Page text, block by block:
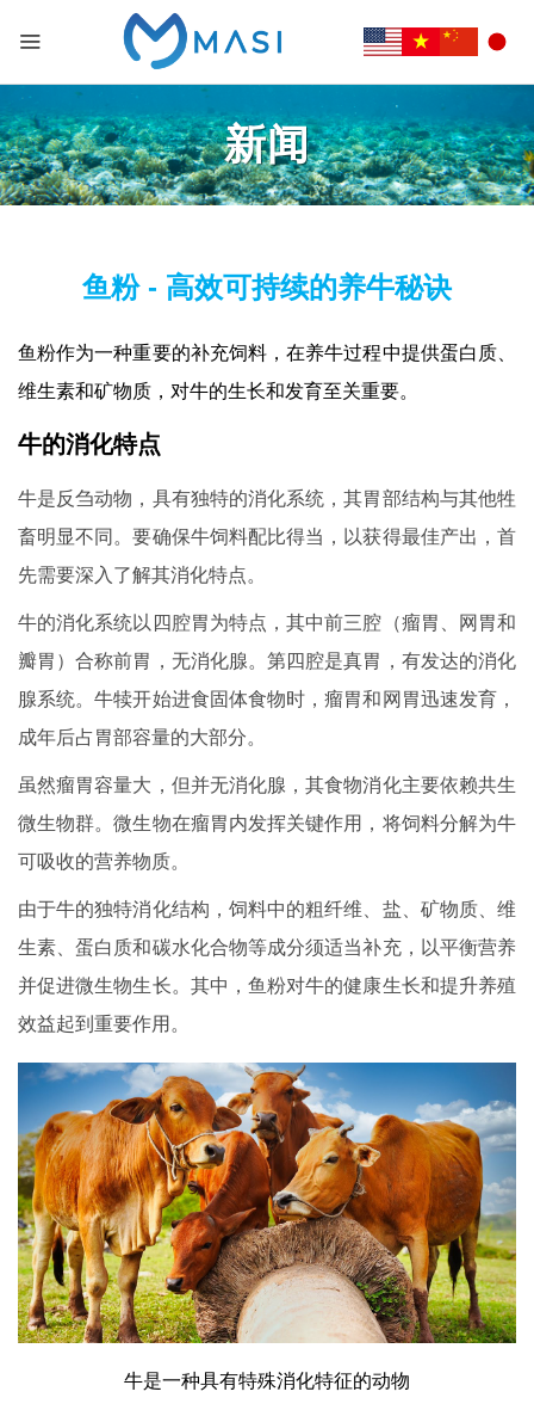
新闻
鱼粉 - 高效可持续的养牛秘诀
鱼粉作为一种重要的补充饲料，在养牛过程中提供蛋白质、
维生素和矿物质，对牛的生长和发育至关重要。
牛的消化特点
牛是反刍动物，具有独特的消化系统，其胃部结构与其他牲
畜明显不同。要确保牛饲料配比得当，以获得最佳产出，首
先需要深入了解其消化特点。
牛的消化系统以四腔胃为特点，其中前三腔（瘤胃、网胃和
瓣胃）合称前胃，无消化腺。第四腔是真胃，有发达的消化
腺系统。牛犊开始进食固体食物时，瘤胃和网胃迅速发育，
成年后占胃部容量的大部分。
虽然瘤胃容量大，但并无消化腺，其食物消化主要依赖共生
微生物群。微生物在瘤胃内发挥关键作用，将饲料分解为牛
可吸收的营养物质。
由于牛的独特消化结构，饲料中的粗纤维、盐、矿物质、维
生素、蛋白质和碳水化合物等成分须适当补充，以平衡营养
并促进微生物生长。其中，鱼粉对牛的健康生长和提升养殖
效益起到重要作用。
牛是一种具有特殊消化特征的动物